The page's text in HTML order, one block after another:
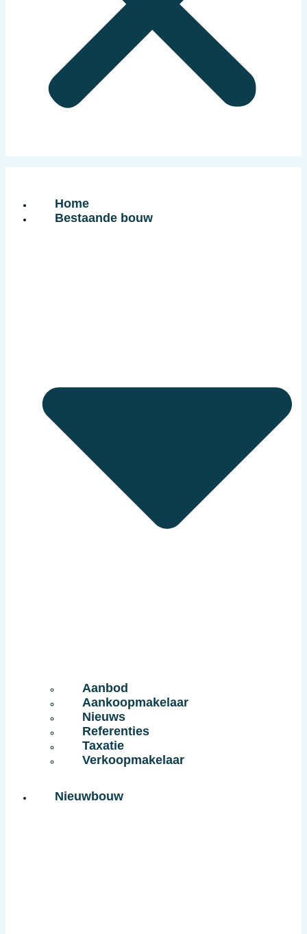
Home
Bestaande bouw
Aanbod
Aankoopmakelaar
Nieuws
Referenties
Taxatie
Verkoopmakelaar
Nieuwbouw